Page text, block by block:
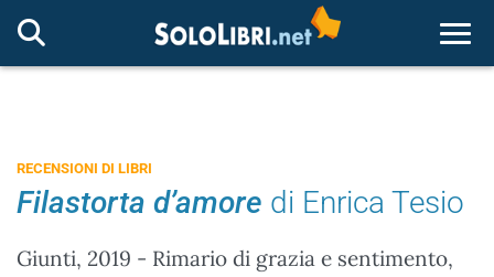
RECENSIONI DI LIBRI
Filastorta d’amore di Enrica Tesio
Giunti, 2019 - Rimario di grazia e sentimento,